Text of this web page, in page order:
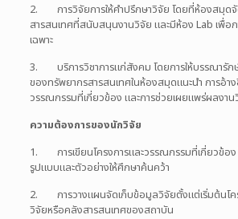
2. การวิจัยการให้คำปรึกษาวิจัย โดยที่ห้องสมุด
สารสนเทศที่สนับสนุนงานวิจัย และมีห้อง Lab เพื่อ
เฉพาะ
3. บริการวิชาการแก่สังคม โดยการให้บรรณารักษ์
ของทรัพยากรสารสนเทศในห้องสมุดแนะนำ การอ้า
วรรณกรรมที่เกี่ยวข้อง และการช่วยเผยแพร่ผลงา
ความต้องการของนักวิจัย
1. การเขียนโครงการและวรรณกรรมที่เกี่ยวข้อ
รูปแบบและตัวอย่างให้ศึกษาค้นคว้า
2. การวางแผนจัดเก็บข้อมูลวิจัยตั้งแต่เริ่มต้นโค
วิจัยหรือคลังสารสนเทศของสถาบัน